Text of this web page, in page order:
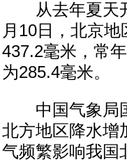
从去年夏天开
月10日，北京
437.2毫米，常
为285.4毫米。
中国气象局国
北方地区降水增
气频繁影响我国